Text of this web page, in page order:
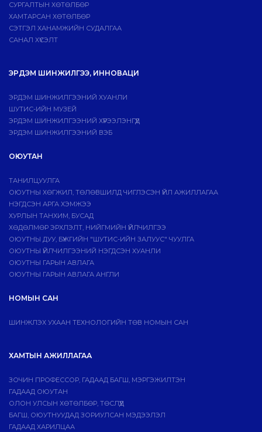
СУРГАЛТЫН ХӨТӨЛБӨР
ХАМТАРСАН ХӨТӨЛБӨР
СЭТГЭЛ ХАНАМЖИЙН СУДАЛГАА
САНАЛ ХҮСЭЛТ
ЭРДЭМ ШИНЖИЛГЭЭ, ИННОВАЦИ
ЭРДЭМ ШИНЖИЛГЭЭНИЙ ХУАНЛИ
ШУТИС-ИЙН МУЗЕЙ
ЭРДЭМ ШИНЖИЛГЭЭНИЙ ХҮРЭЭЛЭНГҮҮД
ЭРДЭМ ШИНЖИЛГЭЭНИЙ ВЭБ
ОЮУТАН
ТАНИЛЦУУЛГА
ОЮУТНЫ ХӨГЖИЛ, ТӨЛӨВШИЛД ЧИГЛЭСЭН ҮЙЛ АЖИЛЛАГАА
НЭГДСЭН АРГА ХЭМЖЭЭ
ХУРЛЫН ТАНХИМ, БУСАД
ХӨДӨЛМӨР ЭРХЛЭЛТ, НИЙГМИЙН ҮЙЛЧИЛГЭЭ
ОЮУТНЫ ДУУ, БҮЖГИЙН "ШУТИС-ИЙН ЗАЛУУС" ЧУУЛГА
ОЮУТНЫ ҮЙЛЧИЛГЭЭНИЙ НЭГДСЭН ХУАНЛИ
ОЮУТНЫ ГАРЫН АВЛАГА
ОЮУТНЫ ГАРЫН АВЛАГА АНГЛИ
НОМЫН САН
ШИНЖЛЭХ УХААН ТЕХНОЛОГИЙН ТӨВ НОМЫН САН
ХАМТЫН АЖИЛЛАГАА
ЗОЧИН ПРОФЕССОР, ГАДААД БАГШ, МЭРГЭЖИЛТЭН
ГАДААД ОЮУТАН
ОЛОН УЛСЫН ХӨТӨЛБӨР, ТӨСЛҮҮД
БАГШ, ОЮУТНУУДАД ЗОРИУЛСАН МЭДЭЭЛЭЛ
ГАДААД ХАРИЛЦАА